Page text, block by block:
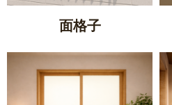
面格子